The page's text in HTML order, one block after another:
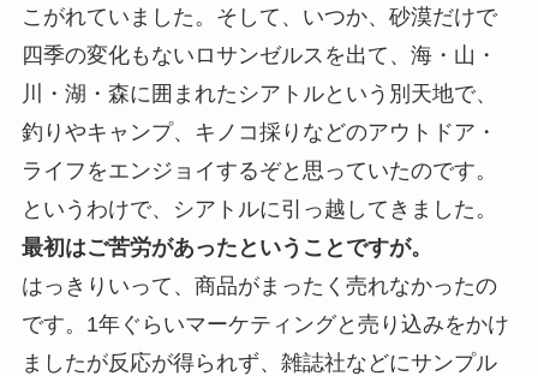
こがれていました。そして、いつか、砂漠だけで
四季の変化もないロサンゼルスを出て、海・山・
川・湖・森に囲まれたシアトルという別天地で、
釣りやキャンプ、キノコ採りなどのアウトドア・
ライフをエンジョイするぞと思っていたのです。
というわけで、シアトルに引っ越してきました。
最初はご苦労があったということですが。
はっきりいって、商品がまったく売れなかったの
です。1年ぐらいマーケティングと売り込みをかけ
ましたが反応が得られず、雑誌社などにサンプル